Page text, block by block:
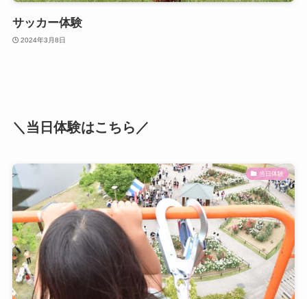
サッカー体験
2024年3月8日
＼当日体験はこちら／
当日体験